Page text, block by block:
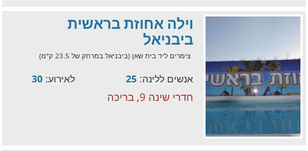
וילה אחוזת בראשית
ביבניאל
צימרים ליד בית שאן (ביבניאל במרחק של 23.5 ק"מ)
אנשים ללינה: 25 לאירוע: 30
חדרי שינה 9, בריכה